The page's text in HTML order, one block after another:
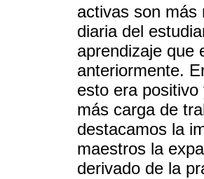
activas son más
diaria del
aprendizaje que
anteriormente.
esto era
más carga de
destacamos la
maestros la
derivado de la